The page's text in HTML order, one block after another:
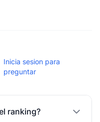
Inicia sesion para
preguntar
ranking?